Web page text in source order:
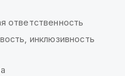
ответственность
инклюзивность